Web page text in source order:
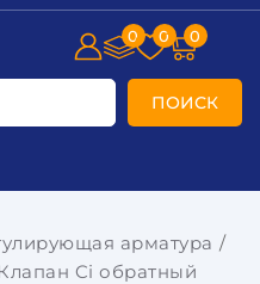
ПОИСК
0 0 0
арматура
Ci обратный